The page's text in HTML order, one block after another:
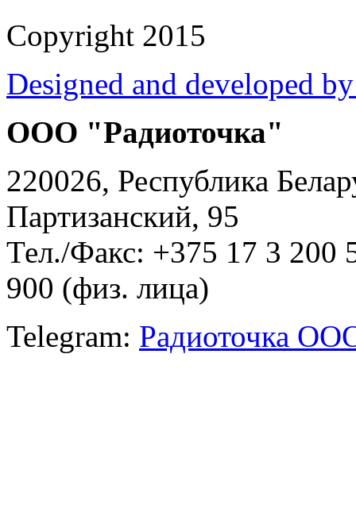
Copyright 2015
Designed and developed
ООО "Радиоточка"
220026, Республика
Партизанский, 95
Тел./Факс: +375 17 3
900 (физ. лица)
Telegram: Радиоточка